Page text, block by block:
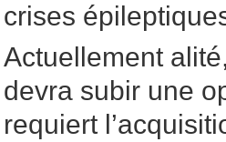
crises
Actuellement
devra subir une
requiert